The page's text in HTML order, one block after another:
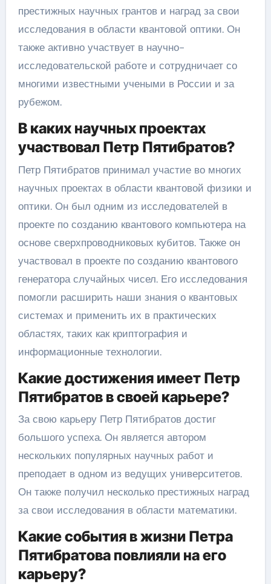
престижных научных грантов и наград за свои
исследования в области квантовой оптики. Он
также активно участвует в научно-
исследовательской работе и сотрудничает со
многими известными учеными в России и за
рубежом.
В каких научных проектах
участвовал Петр Пятибратов?
Петр Пятибратов принимал участие во многих
научных проектах в области квантовой физики и
оптики. Он был одним из исследователей в
проекте по созданию квантового компьютера на
основе сверхпроводниковых кубитов. Также он
участвовал в проекте по созданию квантового
генератора случайных чисел. Его исследования
помогли расширить наши знания о квантовых
системах и применить их в практических
областях, таких как криптография и
информационные технологии.
Какие достижения имеет Петр
Пятибратов в своей карьере?
За свою карьеру Петр Пятибратов достиг
большого успеха. Он является автором
нескольких популярных научных работ и
преподает в одном из ведущих университетов.
Он также получил несколько престижных наград
за свои исследования в области математики.
Какие события в жизни Петра
Пятибратова повлияли на его
карьеру?